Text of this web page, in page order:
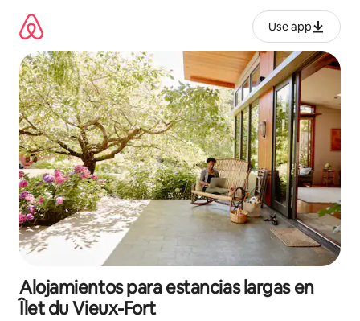
contenido
Use app
Alojamientos para estancias largas en
Îlet du Vieux-Fort